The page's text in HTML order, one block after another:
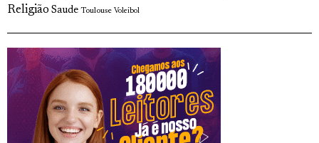
Religião Saude Toulouse Voleibol